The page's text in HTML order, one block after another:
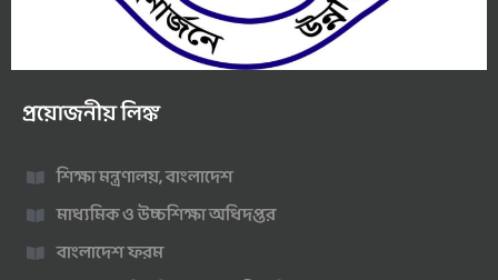
প্রয়োজনীয় লিঙ্ক
শিক্ষা মন্ত্রণালয়, বাংলাদেশ
মাধ্যমিক ও উচ্চশিক্ষা অধিদপ্তর
বাংলাদেশ ফরম